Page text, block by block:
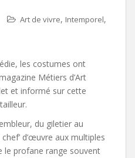
Art de vivre, Intemporel,
les costumes ont
Métiers d’Art
et informé sur cette
du giletier au
d’œuvre aux multiples
le profane range souvent